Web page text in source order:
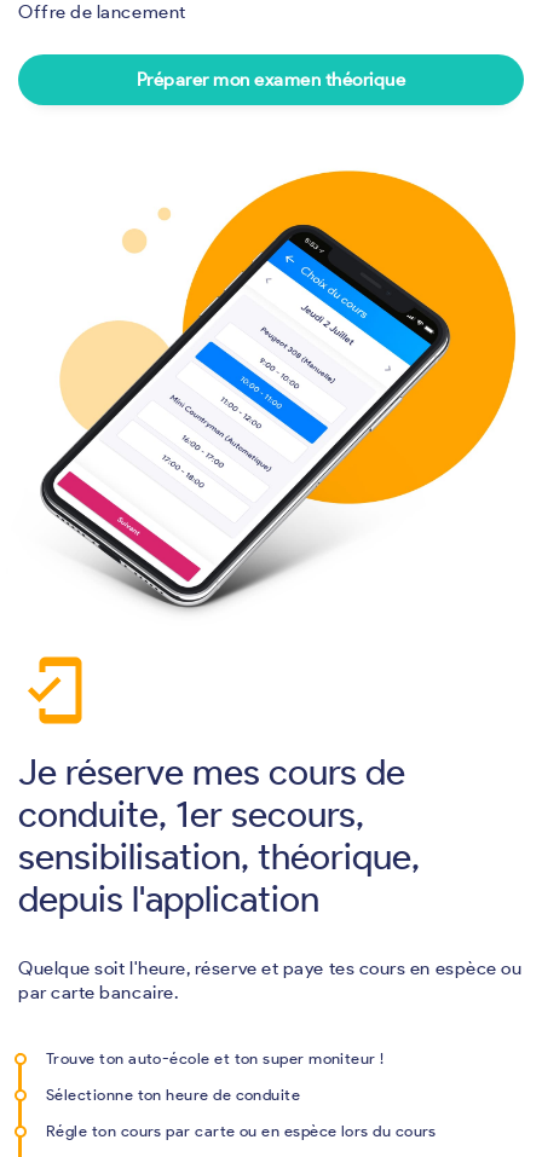
Offre de lancement
Préparer mon examen théorique
mobile_friendly
Je réserve mes cours de
conduite, 1er secours,
sensibilisation, théorique,
depuis l'application
Quelque soit l'heure, réserve et paye tes cours en espèce ou
par carte bancaire.
Trouve ton auto-école et ton super moniteur !
Sélectionne ton heure de conduite
Régle ton cours par carte ou en espèce lors du cours